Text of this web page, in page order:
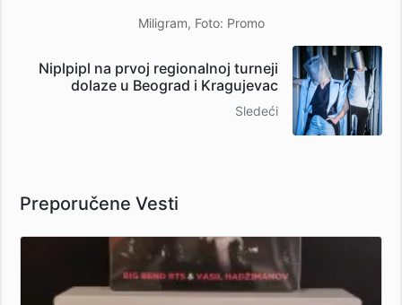
Miligram, Foto: Promo
Niplpipl na prvoj regionalnoj turneji
dolaze u Beograd i Kragujevac
Sledeći
Preporučene Vesti